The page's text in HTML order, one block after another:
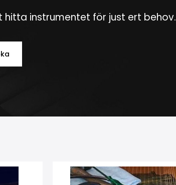
instrumentet för just ert behov.